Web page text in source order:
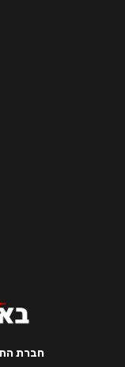
חברת התיירות